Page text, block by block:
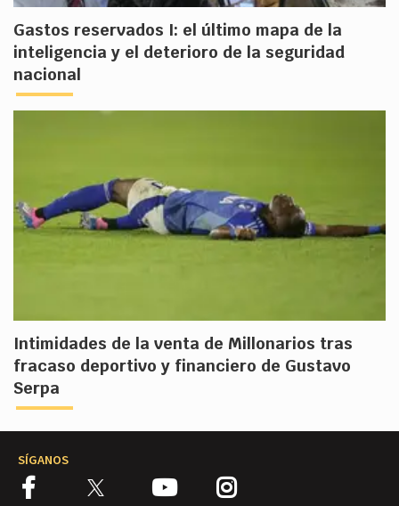
Gastos reservados I: el último mapa de la
inteligencia y el deterioro de la seguridad
nacional
Intimidades de la venta de Millonarios tras
fracaso deportivo y financiero de Gustavo
Serpa
SÍGANOS